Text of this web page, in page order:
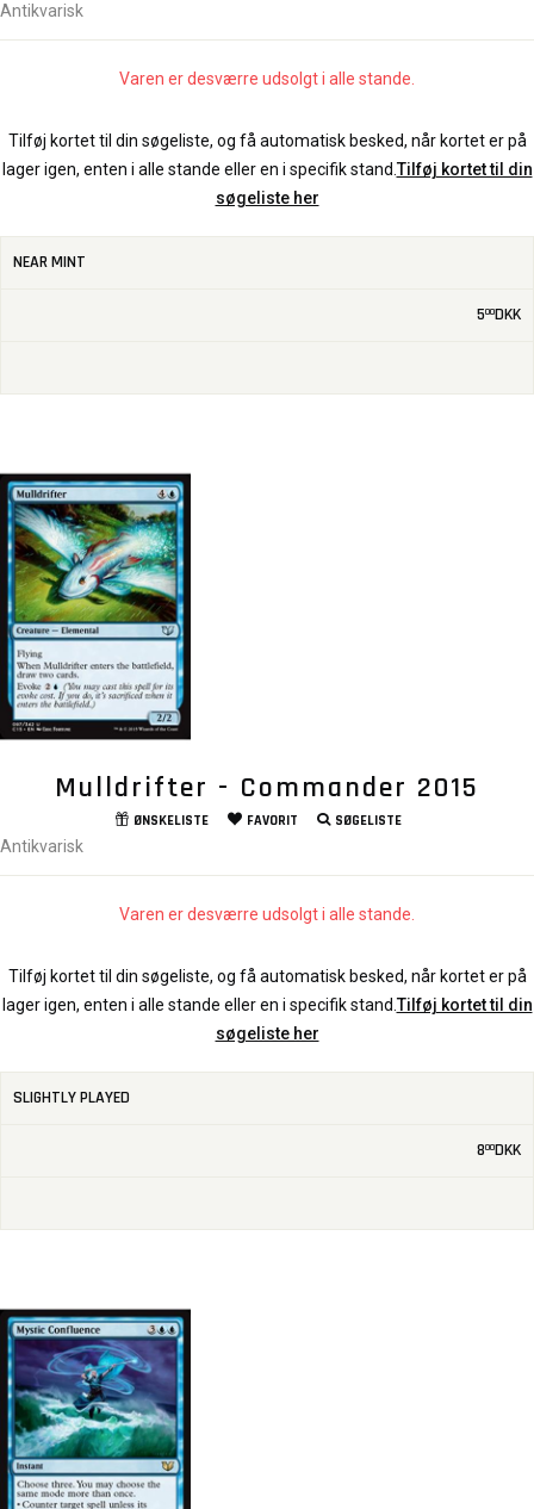
Antikvarisk
Varen er desværre udsolgt i alle stande.
Tilføj kortet til din søgeliste, og få automatisk besked, når kortet er på
lager igen, enten i alle stande eller en i specifik stand. Tilføj kortet til din
søgeliste her
NEAR MINT
500DKK
Mulldrifter - Commander 2015
ØNSKELISTE FAVORIT SØGELISTE
Antikvarisk
Varen er desværre udsolgt i alle stande.
Tilføj kortet til din søgeliste, og få automatisk besked, når kortet er på
lager igen, enten i alle stande eller en i specifik stand.Tilføj kortet til din
søgeliste her
SLIGHTLY PLAYED
800DKK